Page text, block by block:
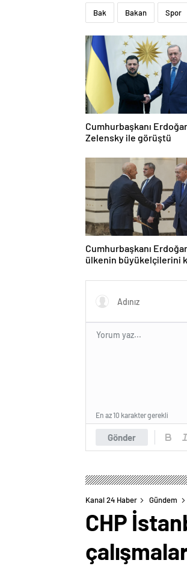
Bak Bakan Spor
Cumhurbaşkanı
Zelensky ile görüştü
Cumhurbaşkanı
ülkenin büyükelçilerini
Gönder
En az 10 karakter gerekli
Kanal 24 Haber Gündem
CHP